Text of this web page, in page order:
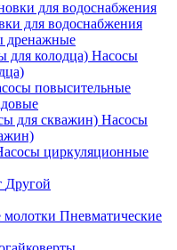
для водоснабжения
дренажные
Насосы
повысительные
Насосы
циркуляционные
Другой
Пневматические